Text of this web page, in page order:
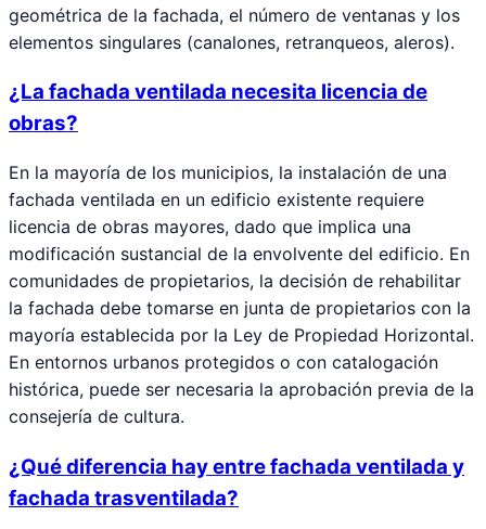
geométrica de la fachada, el número de ventanas y los
elementos singulares (canalones, retranqueos, aleros).
¿La fachada ventilada necesita licencia de
obras?
En la mayoría de los municipios, la instalación de una
fachada ventilada en un edificio existente requiere
licencia de obras mayores, dado que implica una
modificación sustancial de la envolvente del edificio. En
comunidades de propietarios, la decisión de rehabilitar
la fachada debe tomarse en junta de propietarios con la
mayoría establecida por la Ley de Propiedad Horizontal.
En entornos urbanos protegidos o con catalogación
histórica, puede ser necesaria la aprobación previa de la
consejería de cultura.
¿Qué diferencia hay entre fachada ventilada y
fachada trasventilada?